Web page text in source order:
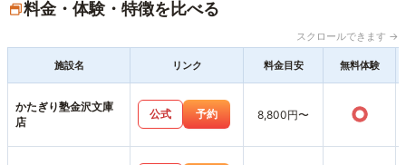
料金・体験・特徴を比べる
スクロールできます →
施設名 リンク 料金目安 無料体験
かたぎり塾金沢文庫
店
公式 予約 8,800円〜 ○